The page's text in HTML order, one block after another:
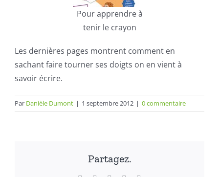
Pour apprendre à
tenir le crayon
Les dernières pages montrent comment en
sachant faire tourner ses doigts on en vient à
savoir écrire.
Par Danièle Dumont | 1 septembre 2012 | 0 commentaire
Partagez.